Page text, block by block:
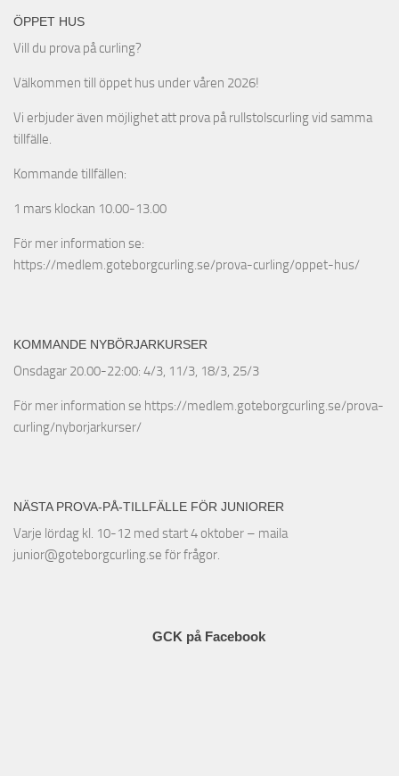
ÖPPET HUS
Vill du prova på curling?
Välkommen till öppet hus under våren 2026!
Vi erbjuder även möjlighet att prova på rullstolscurling vid samma
tillfälle.
Kommande tillfällen:
1 mars klockan 10.00-13.00
För mer information se:
https://medlem.goteborgcurling.se/prova-curling/oppet-hus/
KOMMANDE NYBÖRJARKURSER
Onsdagar 20.00-22:00: 4/3, 11/3, 18/3, 25/3
För mer information se https://medlem.goteborgcurling.se/prova-
curling/nyborjarkurser/
NÄSTA PROVA-PÅ-TILLFÄLLE FÖR JUNIORER
Varje lördag kl. 10-12 med start 4 oktober – maila
junior@goteborgcurling.se för frågor.
GCK på Facebook